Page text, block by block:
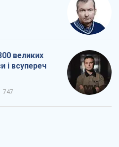
великих
і всупереч
747